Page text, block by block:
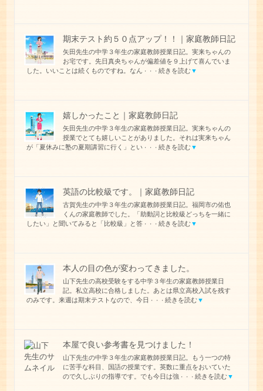
期末テスト約５０点アップ！！｜家庭教師日記
矢田先生の中学３年生の家庭教師授業日記。実来ちゃんの
お宅です。先日真央ちゃんが偏差値を９上げて喜んでいま
した。いいことは続くものですね。なん ・・・ 続きを読む▼
嬉しかったこと｜家庭教師日記
矢田先生の中学３年生の家庭教師授業日記。実来ちゃんの
授業でとても嬉しいことがありました。それは実来ちゃん
が「夏休みに塾の夏期講習に行く」とい ・・・ 続きを読む▼
英語の比較級です。｜家庭教師日記
古賀先生の中学３年生の家庭教師授業日記。福岡市の佑也
くんの家庭教師でした。「助動詞と比較級どっちを一緒に
したい」と聞いてみると「比較級」と答 ・・・ 続きを読む▼
本人の目の色が変わってきました。
山下先生の高校受験をする中学３年生の家庭教師授業日
記。私立高校に合格しました。あとは県立高校入試を残す
のみです。来週は期末テストなので、今日 ・・・ 続きを読む▼
本屋で良い参考書を見つけました！
山下先生の中学３年生の家庭教師授業日記。もう一つの特
に苦手な科目、国語の授業です。英数に重点をおいていた
ので久しぶりの指導です。でも今日は強・・・ 続きを読む▼